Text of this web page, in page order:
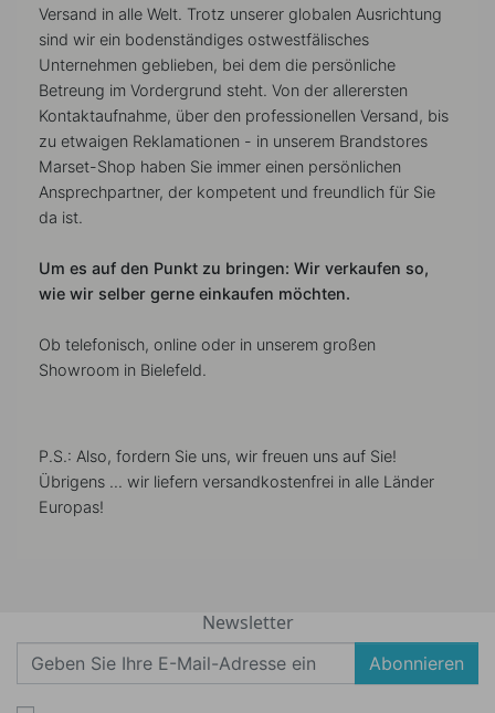
Versand in alle Welt. Trotz unserer globalen Ausrichtung
sind wir ein bodenständiges ostwestfälisches
Unternehmen geblieben, bei dem die persönliche
Betreung im Vordergrund steht. Von der allerersten
Kontaktaufnahme, über den professionellen Versand, bis
zu etwaigen Reklamationen - in unserem Brandstores
Marset-Shop haben Sie immer einen persönlichen
Ansprechpartner, der kompetent und freundlich für Sie
da ist.
Um es auf den Punkt zu bringen: Wir verkaufen so,
wie wir selber gerne einkaufen möchten.
Ob telefonisch, online oder in unserem großen
Showroom in Bielefeld.
P.S.: Also, fordern Sie uns, wir freuen uns auf Sie!
Übrigens ... wir liefern versandkostenfrei in alle Länder
Europas!
Newsletter
Abonnieren